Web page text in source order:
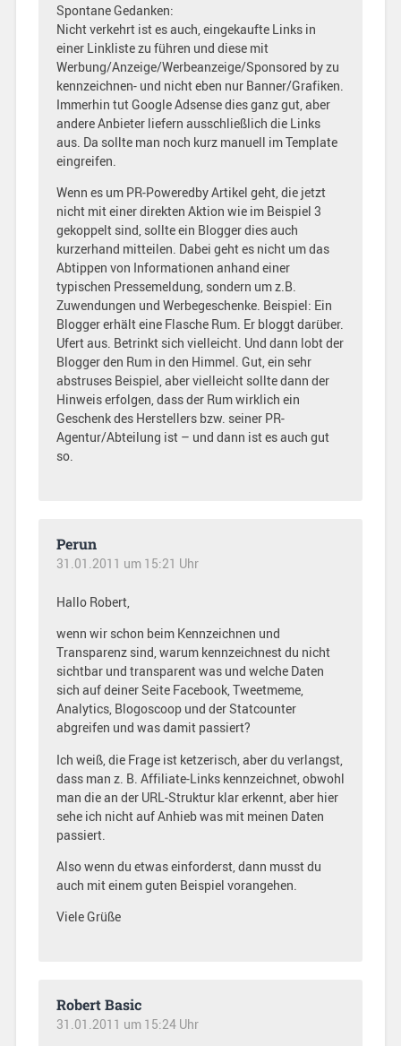
Spontane Gedanken:
Nicht verkehrt ist es auch, eingekaufte Links in
einer Linkliste zu führen und diese mit
Werbung/Anzeige/Werbeanzeige/Sponsored by zu
kennzeichnen- und nicht eben nur Banner/Grafiken.
Immerhin tut Google Adsense dies ganz gut, aber
andere Anbieter liefern ausschließlich die Links
aus. Da sollte man noch kurz manuell im Template
eingreifen.
Wenn es um PR-Poweredby Artikel geht, die jetzt
nicht mit einer direkten Aktion wie im Beispiel 3
gekoppelt sind, sollte ein Blogger dies auch
kurzerhand mitteilen. Dabei geht es nicht um das
Abtippen von Informationen anhand einer
typischen Pressemeldung, sondern um z.B.
Zuwendungen und Werbegeschenke. Beispiel: Ein
Blogger erhält eine Flasche Rum. Er bloggt darüber.
Ufert aus. Betrinkt sich vielleicht. Und dann lobt der
Blogger den Rum in den Himmel. Gut, ein sehr
abstruses Beispiel, aber vielleicht sollte dann der
Hinweis erfolgen, dass der Rum wirklich ein
Geschenk des Herstellers bzw. seiner PR-
Agentur/Abteilung ist – und dann ist es auch gut
so.
Perun
31.01.2011 um 15:21 Uhr
Hallo Robert,
wenn wir schon beim Kennzeichnen und
Transparenz sind, warum kennzeichnest du nicht
sichtbar und transparent was und welche Daten
sich auf deiner Seite Facebook, Tweetmeme,
Analytics, Blogoscoop und der Statcounter
abgreifen und was damit passiert?
Ich weiß, die Frage ist ketzerisch, aber du verlangst,
dass man z. B. Affiliate-Links kennzeichnet, obwohl
man die an der URL-Struktur klar erkennt, aber hier
sehe ich nicht auf Anhieb was mit meinen Daten
passiert.
Also wenn du etwas einforderst, dann musst du
auch mit einem guten Beispiel vorangehen.
Viele Grüße
Robert Basic
31.01.2011 um 15:24 Uhr